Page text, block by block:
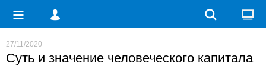
27/11/2020
Суть и значение человеческого капитала